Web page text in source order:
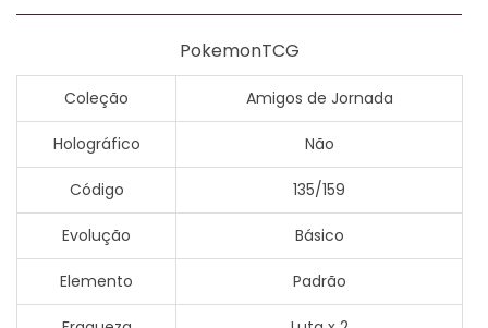
PokemonTCG
Coleção Amigos de Jornada
Holográfico Não
Código 135/159
Evolução Básico
Elemento Padrão